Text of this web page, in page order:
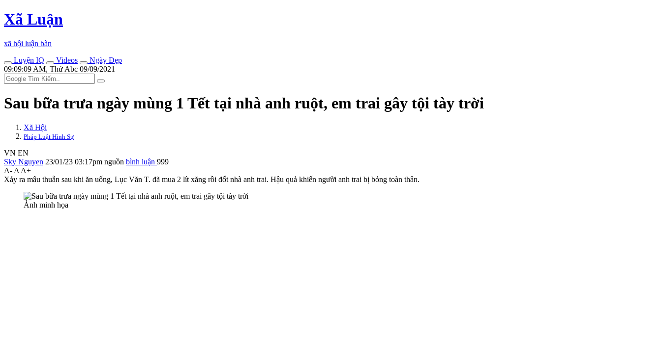
Xã Luận
xã hội luận bàn
Luyện IQ
Videos
Ngày Đẹp
09:09:09 AM, Thứ Abc 09/09/2021
Sau bữa trưa ngày mùng 1 Tết tại nhà anh ruột, em trai gây tội tày trời
Xã Hội
Pháp Luật Hình Sự
VN EN
Sky Nguyen 23/01/23 03:17pm nguồn bình luận 999
A- A A+
Xảy ra mâu thuẫn sau khi ăn uống, Lục Văn T. đã mua 2 lít xăng rồi đốt nhà anh trai. Hậu quả khiến người anh trai bị bỏng toàn thân.
Ảnh minh họa